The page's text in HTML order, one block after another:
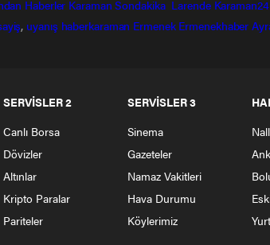
Haberler Karaman Sondakika Larende Karaman24
, uyanış haberkaraman Ermenek Ermenekhaber
SERVİSLER 2
Canlı Borsa
Dövizler
Altınlar
Kripto Paralar
Pariteler
SERVİSLER 3
Sinema
Gazeteler
Namaz Vakitleri
Hava Durumu
Köylerimiz